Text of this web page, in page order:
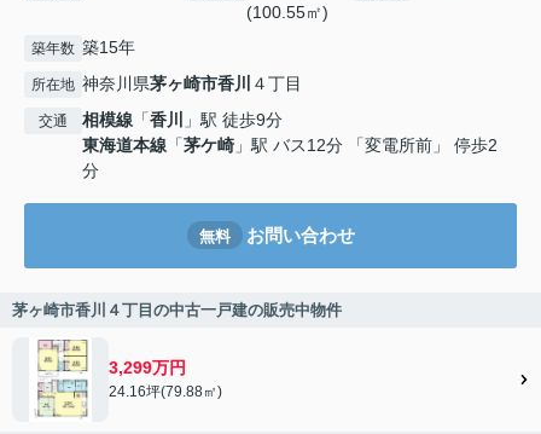
(100.55㎡)
築年数 築15年
所在地 神奈川県茅ヶ崎市香川 ４丁目
交通 相模線 「香川
」駅 徒歩9分
東海道本線 「茅ケ崎 」駅 バス12分 「変電所前」 停歩2
分
無料 お問い合わせ
茅ヶ崎市香川４丁目の中古一戸建の販売中物件
3,299万円
24.16坪(79.88㎡)